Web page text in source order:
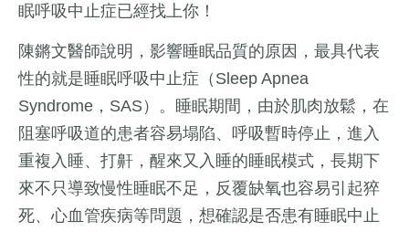
眠呼吸中止症已經找上你！
陳鏘文醫師說明，影響睡眠品質的原因，最具代表
性的就是睡眠呼吸中止症（Sleep Apnea
Syndrome，SAS）。睡眠期間，由於肌肉放鬆，在
阻塞呼吸道的患者容易塌陷、呼吸暫時停止，進入
重複入睡、打鼾，醒來又入睡的睡眠模式，長期下
來不只導致慢性睡眠不足，反覆缺氧也容易引起猝
死、心血管疾病等問題，想確認是否患有睡眠中止